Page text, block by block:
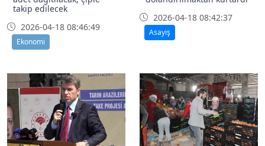
takip edilecek
2026-04-18 08:46:49
Ekonomi
2026-04-18 08:42:37
Asayiş